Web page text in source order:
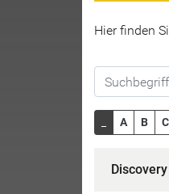
Hier finden
A B C